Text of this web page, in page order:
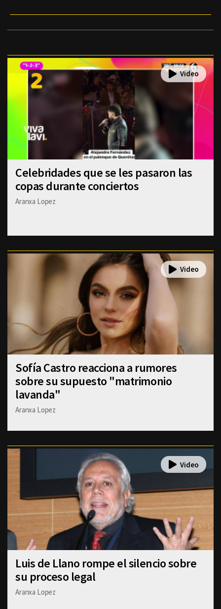
Celebridades que se les pasaron las
copas durante conciertos
Aranxa Lopez
Sofía Castro reacciona a rumores
sobre su supuesto "matrimonio
lavanda"
Aranxa Lopez
Luis de Llano rompe el silencio sobre
su proceso legal
Aranxa Lopez